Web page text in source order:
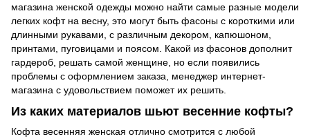
магазина женской одежды можно найти самые разные модели
легких кофт на весну, это могут быть фасоны с короткими или
длинными рукавами, с различным декором, капюшоном,
принтами, пуговицами и поясом. Какой из фасонов дополнит
гардероб, решать самой женщине, но если появились
проблемы с оформлением заказа, менеджер интернет-
магазина с удовольствием поможет их решить.
Из каких материалов шьют весенние кофты?
Кофта весенняя женская отлично смотрится с любой